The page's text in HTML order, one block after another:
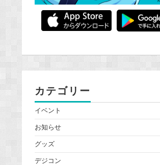
カテゴリー
イベント
お知らせ
グッズ
デジコン